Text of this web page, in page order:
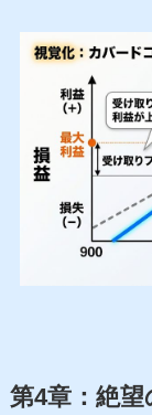
第4章：絶